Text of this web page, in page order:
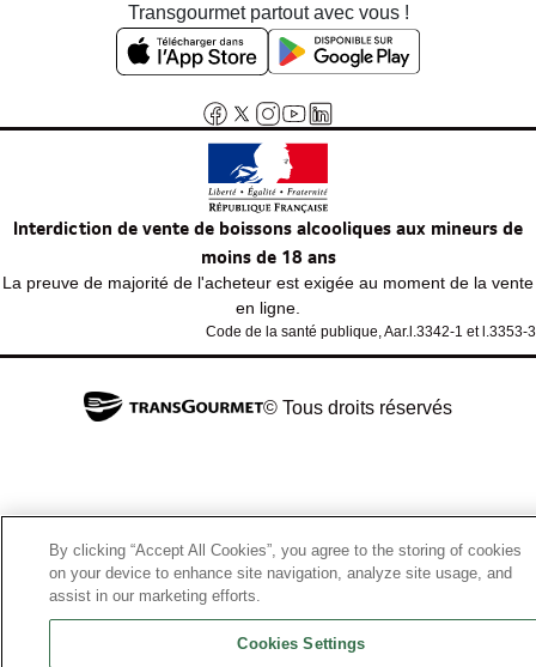
Transgourmet partout avec vous !
Interdiction de vente de boissons alcooliques aux mineurs de
moins de 18 ans
La preuve de majorité de l'acheteur est exigée au moment de la vente
en ligne.
Code de la santé publique, Aar.l.3342-1 et l.3353-3
© Tous droits réservés
By clicking “Accept All Cookies”, you agree to the storing of cookies
on your device to enhance site navigation, analyze site usage, and
assist in our marketing efforts.
Cookies Settings